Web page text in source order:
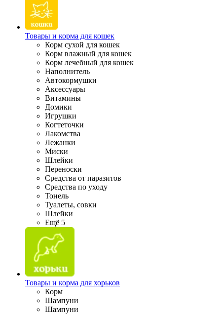
Товары и корма для кошек
Корм сухой для кошек
Корм влажный для кошек
Корм лечебный для кошек
Наполнитель
Автокормушки
Аксессуары
Витамины
Домики
Игрушки
Когтеточки
Лакомства
Лежанки
Миски
Шлейки
Переноски
Средства от паразитов
Средства по уходу
Тонель
Туалеты, совки
Шлейки
Ещё 5
Товары и корма для хорьков
Корм
Шампуни
Шампуни